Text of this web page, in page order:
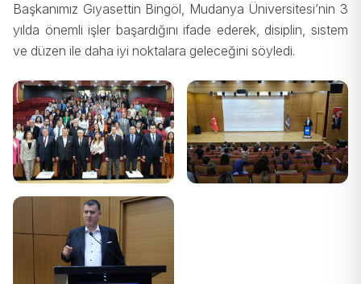
Başkanımız Gıyasettin Bingöl, Mudanya Üniversitesi’nin 3
yılda önemli işler başardığını ifade ederek, disiplin, sistem
ve düzen ile daha iyi noktalara geleceğini söyledi.